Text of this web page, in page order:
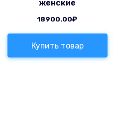
женские
18900.00₽
Купить товар